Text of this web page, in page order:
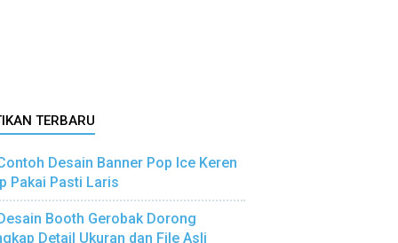
TERBARU
Desain Banner Pop Ice Keren
Pakai Pasti Laris
Booth Gerobak Dorong
Detail Ukuran dan File Asli